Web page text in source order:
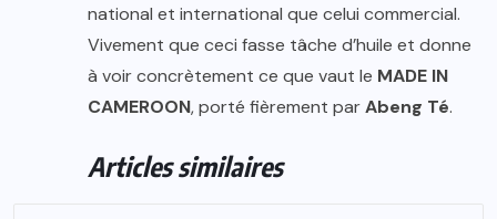
national et international que celui commercial.
Vivement que ceci fasse tâche d’huile et donne
à voir concrètement ce que vaut le MADE IN
CAMEROON, porté fièrement parAbeng Té.
Articles similaires